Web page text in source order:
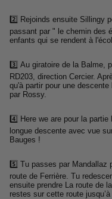
2️⃣ Rejoinds ensuite Sillingy
passant par " le chemin des
enfants qui se rendent à
3️⃣ Au giratoire de la Balme,
RD203, direction Cercier.
qu'à partir pour une
par Rossy.
4️⃣ Here we are pour la
longue descente avec vue
Bauges !
5️⃣ Tu passes par Mandallaz
route de Ferrière. Tu
ensuite prendre La route de
restes sur cette route